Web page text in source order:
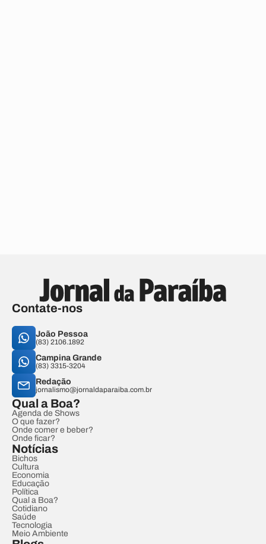
Contate-nos
João Pessoa
(83) 2106.1892
Campina Grande
(83) 3315-3204
Redação
jornalismo@jornaldaparaiba.com.br
Qual a Boa?
Agenda de Shows
O que fazer?
Onde comer e beber?
Onde ficar?
Notícias
Bichos
Cultura
Economia
Educação
Política
Qual a Boa?
Cotidiano
Saúde
Tecnologia
Meio Ambiente